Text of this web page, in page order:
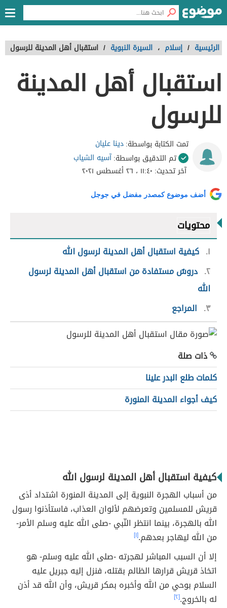
الرئيسية / إسلام ، السيرة النبوية / استقبال أهل المدينة للرسول
استقبال أهل المدينة
للرسول
تمت الكتابة بواسطة:دينا عليان
تم التدقيق بواسطة:آسيه الشياب
آخر تحديث: ١١:٤٠ ، ٢٦ أغسطس ٢٠٢١
أضف موضوع كمصدر مفضل في جوجل
محتويات
١ كيفية استقبال أهل المدينة لرسول الله
٢ دروسٌ مستفادة من استقبال أهل المدينة لرسول
الله
٣
المراجع
ذات صلة
كلمات طلع البدر علينا
كيف أجواء المدينة المنورة
كيفية استقبال أهل المدينة لرسول الله
من أسباب الهجرة النبوية إلى المدينة المنورة اشتداد أذى
قريش للمسلمين وتعرضهم لألوان العذاب، فاستأذنوا رسول
الله بالهجرة، بينما انتظر النّبي -صلى الله عليه وسلم الأمر-
من الله ليهاجر بعدهم.[١]
إلا أن السبب المباشر لهجرته -صلى الله عليه وسلم- هو
اتخاذ قريش قرارها الظالم بقتله، فنزل إليه جبريل عليه
السلام بوحي من الله وأخبره بمكر قريش، وأن الله قد أذن
له بالخروج.[٢]